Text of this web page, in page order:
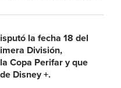
la fecha 18 del
División,
Copa Perifar y que
Disney +.